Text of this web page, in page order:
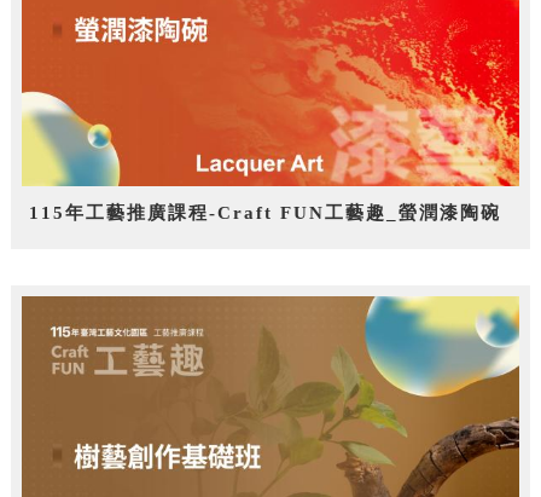
115年工藝推廣課程-Craft FUN工藝趣_螢潤漆陶碗